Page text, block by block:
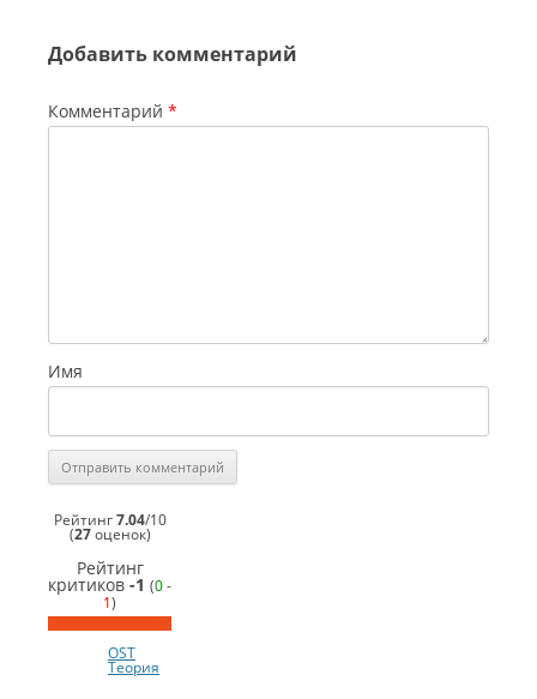
Добавить комментарий
Комментарий *
Имя
Рейтинг7.04/10
(27оценок)
Рейтинг
критиков-1 (0-
1)
OST
Теория